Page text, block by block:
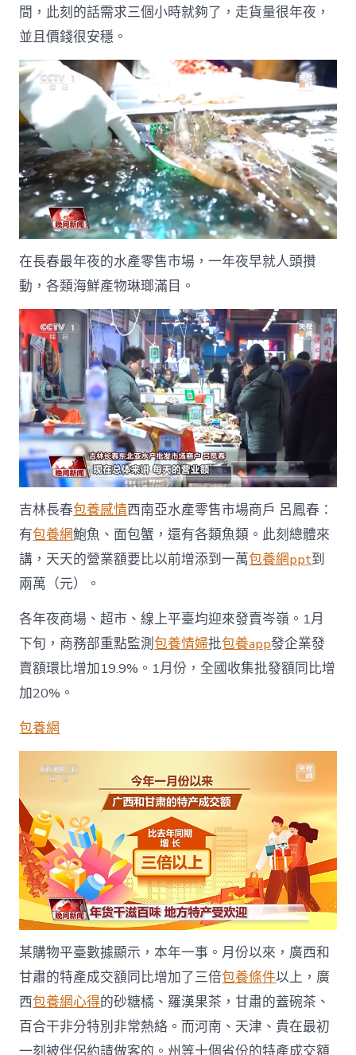
間，此刻的話需求三個小時就夠了，走貨量很年夜，
並且價錢很安穩。
在長春最年夜的水產零售市場，一年夜早就人頭攢
動，各類海鮮產物琳瑯滿目。
吉林長春包養感情西南亞水產零售市場商戶 呂鳳春：
有包養網鮑魚、面包蟹，還有各類魚類。此刻總體來
講，天天的營業額要比以前增添到一萬包養網ppt到
兩萬（元）。
各年夜商場、超市、線上平臺均迎來發賣岑嶺。1月
下旬，商務部重點監測包養情婦批包養app發企業發
賣額環比增加19.9%。1月份，全國收集批發額同比增
加20%。
包養網
某購物平臺數據顯示，本年一事。月份以來，廣西和
甘肅的特產成交額同比增加了三倍包養條件以上，廣
西包養網心得的砂糖橘、羅漢果茶，甘肅的蓋碗茶、
百合干非分特別非常熱絡。而河南、天津、貴在最初